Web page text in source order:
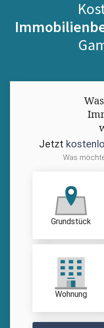
Jetzt
Was
Grundstück
Wohnung